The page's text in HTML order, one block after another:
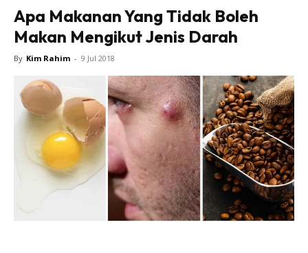
Apa Makanan Yang Tidak Boleh
Makan Mengikut Jenis Darah
By Kim Rahim - 9 Jul 2018